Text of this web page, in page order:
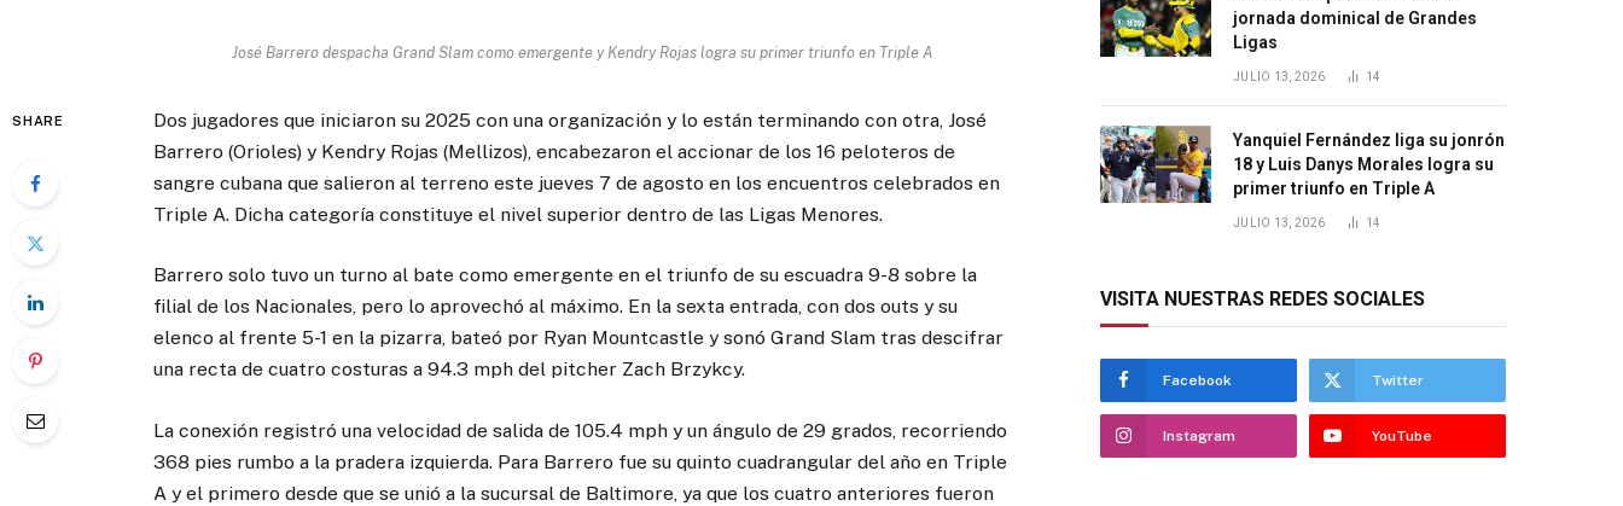
José Barrero despacha Grand Slam como emergente y Kendry Rojas logra su primer triunfo en Triple A
SHARE
Dos jugadores que iniciaron su 2025 con una organización y lo están terminando con otra, José
Barrero (Orioles) y Kendry Rojas (Mellizos), encabezaron el accionar de los 16 peloteros de
sangre cubana que salieron al terreno este jueves 7 de agosto en los encuentros celebrados en
Triple A. Dicha categoría constituye el nivel superior dentro de las Ligas Menores.
Barrero solo tuvo un turno al bate como emergente en el triunfo de su escuadra 9-8 sobre la
filial de los Nacionales, pero lo aprovechó al máximo. En la sexta entrada, con dos outs y su
elenco al frente 5-1 en la pizarra, bateó por Ryan Mountcastle y sonó Grand Slam tras descifrar
una recta de cuatro costuras a 94.3 mph del pitcher Zach Brzykcy.
La conexión registró una velocidad de salida de 105.4 mph y un ángulo de 29 grados, recorriendo
368 pies rumbo a la pradera izquierda. Para Barrero fue su quinto cuadrangular del año en Triple
A y el primero desde que se unió a la sucursal de Baltimore, ya que los cuatro anteriores fueron
jornada dominical de Grandes
Ligas
JULIO 13, 2026 14
Yanquiel Fernández liga su jonrón
18 y Luis Danys Morales logra su
primer triunfo en Triple A
JULIO 13, 2026 14
VISITA NUESTRAS REDES SOCIALES
Facebook Twitter
Instagram YouTube